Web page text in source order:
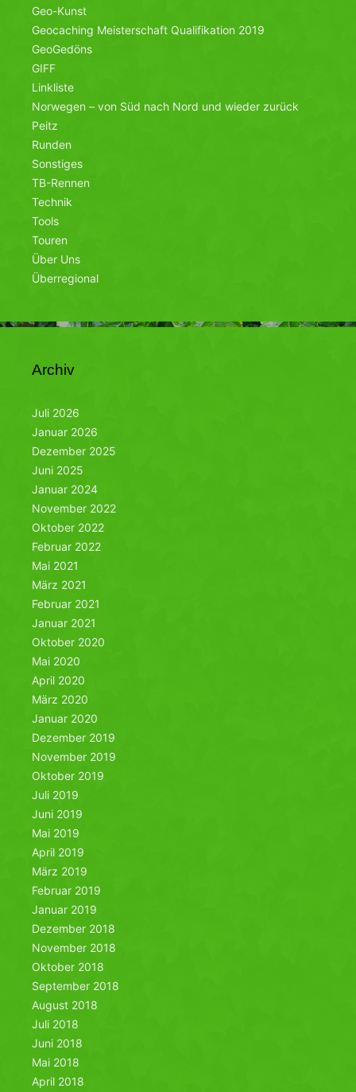
Geo-Kunst
Geocaching Meisterschaft Qualifikation 2019
GeoGedöns
GIFF
Linkliste
Norwegen – von Süd nach Nord und wieder zurück
Peitz
Runden
Sonstiges
TB-Rennen
Technik
Tools
Touren
Über Uns
Überregional
Archiv
Juli 2026
Januar 2026
Dezember 2025
Juni 2025
Januar 2024
November 2022
Oktober 2022
Februar 2022
Mai 2021
März 2021
Februar 2021
Januar 2021
Oktober 2020
Mai 2020
April 2020
März 2020
Januar 2020
Dezember 2019
November 2019
Oktober 2019
Juli 2019
Juni 2019
Mai 2019
April 2019
März 2019
Februar 2019
Januar 2019
Dezember 2018
November 2018
Oktober 2018
September 2018
August 2018
Juli 2018
Juni 2018
Mai 2018
April 2018